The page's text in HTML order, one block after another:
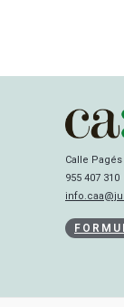
Calle Pagés
955 407 310